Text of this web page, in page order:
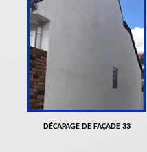
DÉCAPAGE DE FAÇADE 33